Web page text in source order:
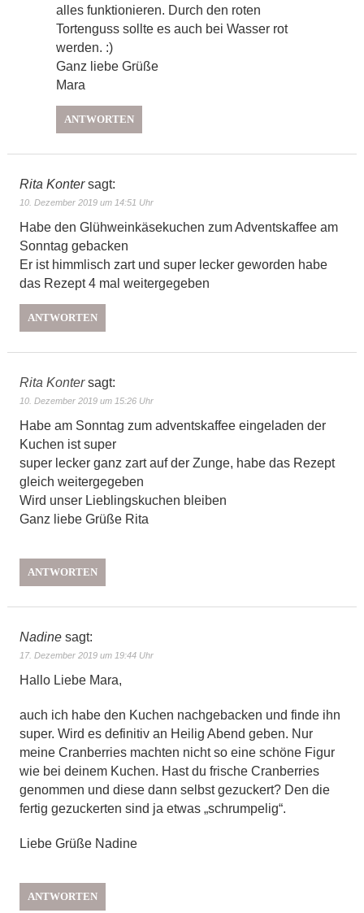
alles funktionieren. Durch den roten
Tortenguss sollte es auch bei Wasser rot
werden. :)
Ganz liebe Grüße
Mara
ANTWORTEN
Rita Konter sagt:
10. Dezember 2019 um 14:51 Uhr
Habe den Glühweinkäsekuchen zum Adventskaffee am
Sonntag gebacken
Er ist himmlisch zart und super lecker geworden habe
das Rezept 4 mal weitergegeben
ANTWORTEN
Rita Konter sagt:
10. Dezember 2019 um 15:26 Uhr
Habe am Sonntag zum adventskaffee eingeladen der
Kuchen ist super
super lecker ganz zart auf der Zunge, habe das Rezept
gleich weitergegeben
Wird unser Lieblingskuchen bleiben
Ganz liebe Grüße Rita
ANTWORTEN
Nadine sagt:
17. Dezember 2019 um 19:44 Uhr
Hallo Liebe Mara,
auch ich habe den Kuchen nachgebacken und finde ihn
super. Wird es definitiv an Heilig Abend geben. Nur
meine Cranberries machten nicht so eine schöne Figur
wie bei deinem Kuchen. Hast du frische Cranberries
genommen und diese dann selbst gezuckert? Den die
fertig gezuckerten sind ja etwas „schrumpelig“.
Liebe Grüße Nadine
ANTWORTEN